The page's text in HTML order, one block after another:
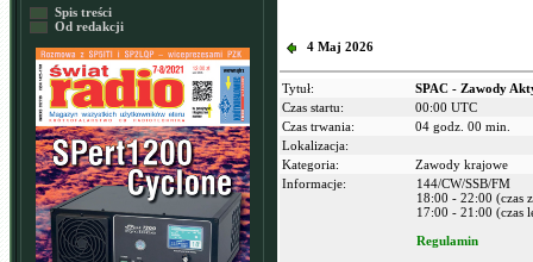
Spis treści
Od redakcji
4 Maj 2026
Tytuł:
SPAC - Zawody
Czas startu:
00:00 UTC
Czas trwania:
04 godz. 00 min.
Lokalizacja:
Kategoria:
Zawody krajowe
Informacje:
144/CW/SSB/FM
18:00 - 22:00 (czas
17:00 - 21:00 (czas
Regulamin